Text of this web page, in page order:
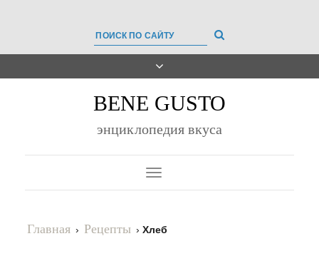
BENE GUSTO
энциклопедия вкуса
Toggle
Navigation
Главная › Рецепты › Хлеб